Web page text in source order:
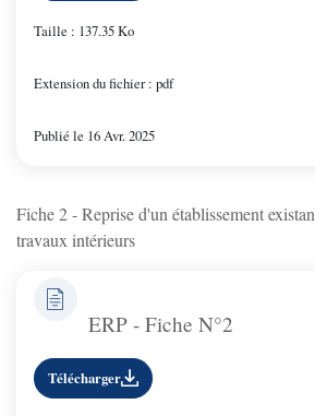
Taille : 137.35 Ko
Extension du fichier : pdf
Publié le 16 Avr. 2025
Fiche 2 - Reprise d'un établissement
travaux intérieurs
ERP - Fiche N°2
Télécharger